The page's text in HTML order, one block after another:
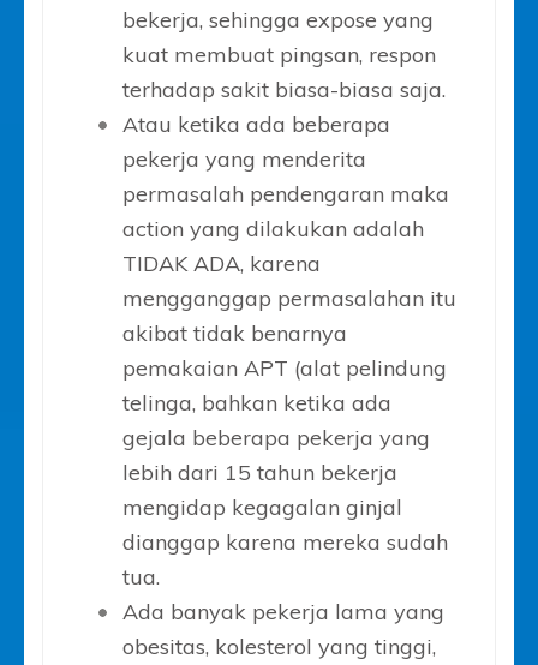
bekerja, sehingga expose yang
kuat membuat pingsan, respon
terhadap sakit biasa-biasa saja.
Atau ketika ada beberapa
pekerja yang menderita
permasalah pendengaran maka
action yang dilakukan adalah
TIDAK ADA, karena
mengganggap permasalahan itu
akibat tidak benarnya
pemakaian APT (alat pelindung
telinga, bahkan ketika ada
gejala beberapa pekerja yang
lebih dari 15 tahun bekerja
mengidap kegagalan ginjal
dianggap karena mereka sudah
tua.
Ada banyak pekerja lama yang
obesitas, kolesterol yang tinggi,